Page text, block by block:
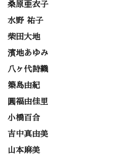
桑原亜衣子
水野 祐子
柴田大地
濱地あゆみ
八ヶ代詩織
築島由紀
圓福由佳里
小橋百合
吉中真由美
山本麻美